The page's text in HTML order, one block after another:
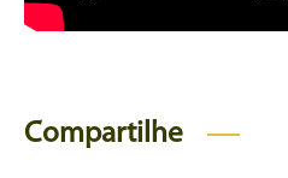
Compartilhe